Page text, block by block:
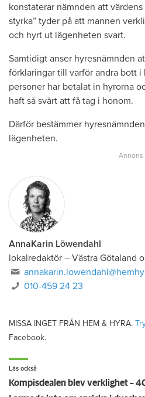
konstaterar nämnden att
styrka” tyder på att mannen
och hyrt ut lägenheten svart.
Samtidigt anser hyresnämnden
förklaringar till varför andra bott
personer har betalat in hyrorna
haft så svårt att få tag i honom.
Därför bestämmer
lägenheten.
AnnaKarin Löwendahl
lokalredaktör – Västra Götaland
010-459 24 23
MISSA INGET FRÅN HEM & HYRA.
Facebook.
Läs också